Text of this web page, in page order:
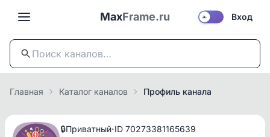
MaxFrame.ru ☀️ Вход
Главная Каталог каналов Профиль канала
🔒Приватный·ID 70273381165639